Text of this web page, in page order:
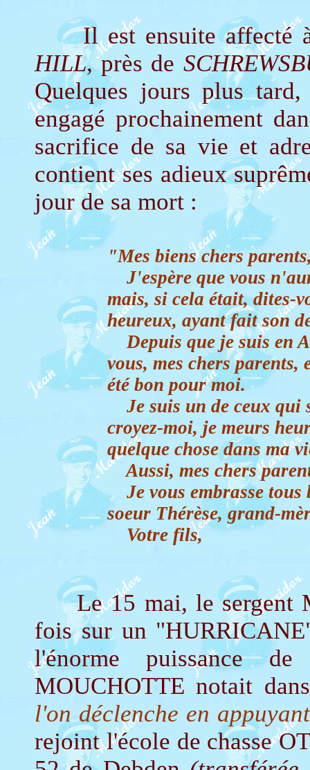
Il est ensuite affecté à
HILL, près de
Quelques jours plus
engagé prochainement
sacrifice de sa vie et
contient ses adieux
jour de sa mort :
"Mes biens chers
J'espère que vous
mais, si cela était, dites-
heureux, ayant fait son
Depuis que je suis en
vous, mes chers parents,
été bon pour moi.
Je suis un de ceux qui
croyez-moi, je meurs
quelque chose dans ma
Aussi, mes chers
Je vous embrasse tous
soeur Thérèse, grand-
Votre fils,
Le 15 mai, le sergent
fois sur un
l'énorme puissance
MOUCHOTTE notait
l'on déclenche en
rejoint l'école de chasse